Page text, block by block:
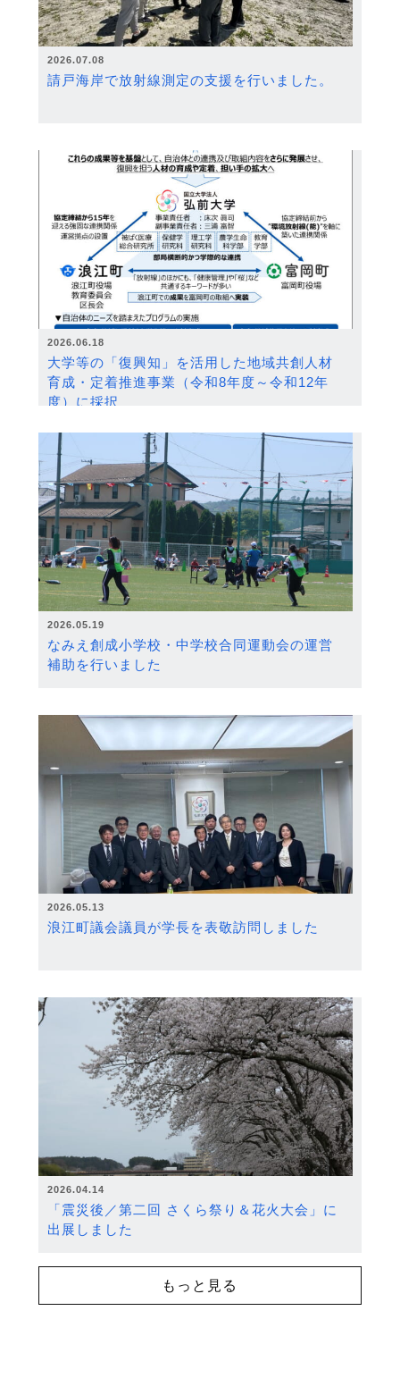
2026.07.08
請戸海岸で放射線測定の支援を行いました。
2026.06.18
大学等の「復興知」を活用した地域共創人材
育成・定着推進事業（令和8年度～令和12年
度）に採択
2026.05.19
なみえ創成小学校・中学校合同運動会の運営
補助を行いました
2026.05.13
浪江町議会議員が学長を表敬訪問しました
2026.04.14
「震災後／第二回 さくら祭り＆花火大会」に
出展しました
もっと見る